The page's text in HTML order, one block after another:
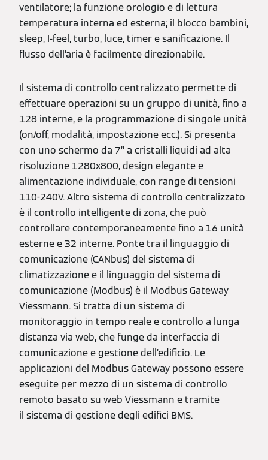
ventilatore; la funzione orologio e di lettura
temperatura interna ed esterna; il blocco bambini,
sleep, I-feel, turbo, luce, timer e sanificazione. Il
flusso dell’aria è facilmente direzionabile.
Il sistema di controllo centralizzato permette di
effettuare operazioni su un gruppo di unità, fino a
128 interne, e la programmazione di singole unità
(on/off, modalità, impostazione ecc.). Si presenta
con uno schermo da 7’’ a cristalli liquidi ad alta
risoluzione 1280x800, design elegante e
alimentazione individuale, con range di tensioni
110-240V. Altro sistema di controllo centralizzato
è il controllo intelligente di zona, che può
controllare contemporaneamente fino a 16 unità
esterne e 32 interne. Ponte tra il linguaggio di
comunicazione (CANbus) del sistema di
climatizzazione e il linguaggio del sistema di
comunicazione (Modbus) è il Modbus Gateway
Viessmann. Si tratta di un sistema di
monitoraggio in tempo reale e controllo a lunga
distanza via web, che funge da interfaccia di
comunicazione e gestione dell’edificio. Le
applicazioni del Modbus Gateway possono essere
eseguite per mezzo di un sistema di controllo
remoto basato su web Viessmann e tramite
il sistema di gestione degli edifici BMS.